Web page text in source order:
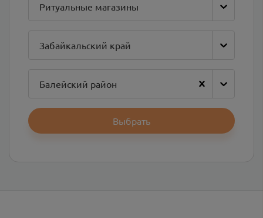
Ритуальные магазины
Забайкальский край
Балейский район
Выбрать